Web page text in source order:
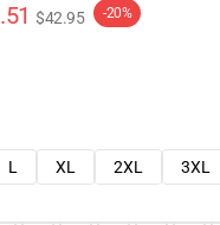
$42.95 -20%
L XL 2XL 3XL